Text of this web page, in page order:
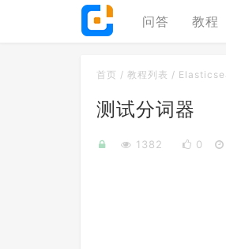
问答 教程
首页 / 教程列表 /
测试分词器
1382 0